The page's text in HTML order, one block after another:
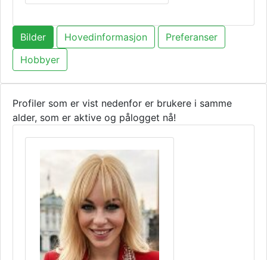
Bilder Hovedinformasjon
Preferanser
Hobbyer
Profiler som er vist nedenfor er brukere i samme
alder, som er aktive og pålogget nå!